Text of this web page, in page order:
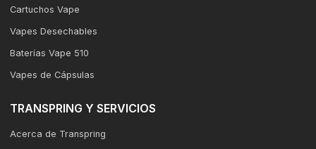
Cartuchos Vape
Vapes Desechables
Baterías Vape 510
Vapes de Cápsulas
TRANSPRING Y SERVICIOS
Acerca de Transpring